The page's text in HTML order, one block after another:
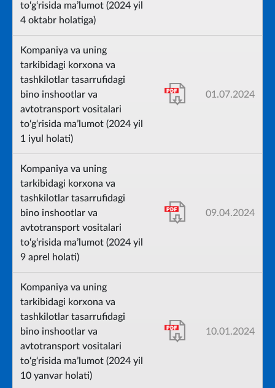
to‘g‘risida ma’lumot (2024 yil
4 oktabr holatiga)
Kompaniya va uning
tarkibidagi korxona va
tashkilotlar tasarrufidagi
bino inshootlar va
avtotransport vositalari
to‘g‘risida ma’lumot (2024 yil
1 iyul holati)
01.07.2024
Kompaniya va uning
tarkibidagi korxona va
tashkilotlar tasarrufidagi
bino inshootlar va
avtotransport vositalari
to‘g‘risida ma’lumot (2024 yil
9 aprel holati)
09.04.2024
Kompaniya va uning
tarkibidagi korxona va
tashkilotlar tasarrufidagi
bino inshootlar va
avtotransport vositalari
to‘g‘risida ma’lumot (2024 yil
10 yanvar holati)
10.01.2024